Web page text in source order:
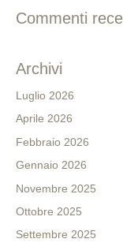
Commenti
Archivi
Luglio 2026
Aprile 2026
Febbraio 2026
Gennaio 2026
Novembre 2025
Ottobre 2025
Settembre 2025